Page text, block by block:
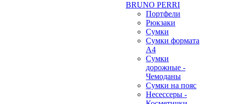
BRUNO PERRI
Портфели
Рюкзаки
Сумки
Сумки формата
А4
Сумки
дорожные -
Чемоданы
Сумки на пояс
Несессеры -